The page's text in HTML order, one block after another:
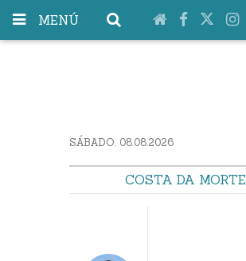
MENÚ
SÁBADO. 08.08.2026
COSTA DA MORTE